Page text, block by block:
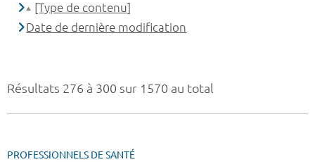
Résultats 276 à 300 sur 1570 au total
PROFESSIONNELS DE SANTÉ
[Type de contenu]
Date de dernière modification